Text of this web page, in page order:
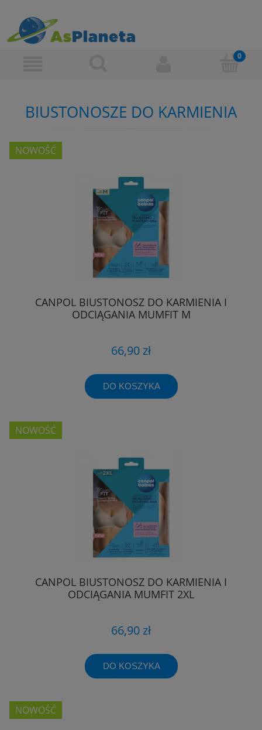
BIUSTONOSZE DO KARMIENIA
CANPOL BIUSTONOSZ DO KARMIENIA I
ODCIĄGANIA MUMFIT M
66,90 zł
DO KOSZYKA
NOWOŚĆ
CANPOL BIUSTONOSZ DO KARMIENIA I
ODCIĄGANIA MUMFIT 2XL
66,90 zł
DO KOSZYKA
NOWOŚĆ
NOWOŚĆ